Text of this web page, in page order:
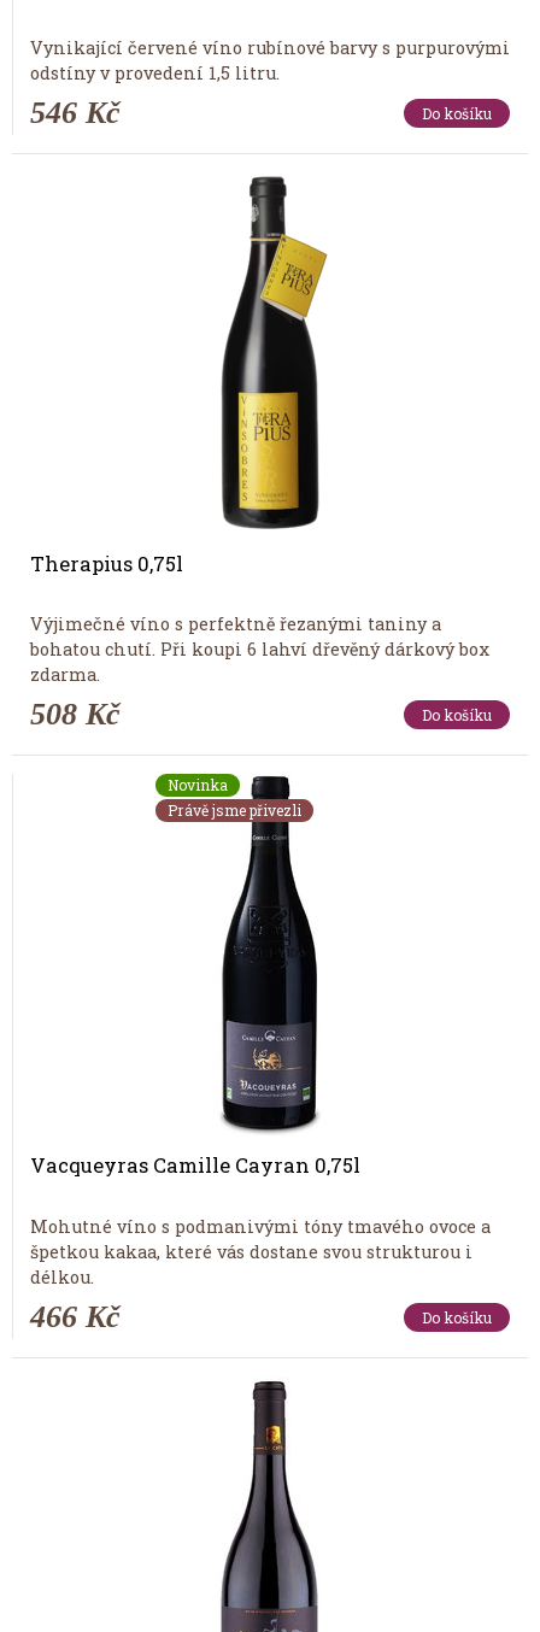
Vynikající červené víno rubínové barvy s purpurovými
odstíny v provedení 1,5 litru.
546 Kč Do košíku
Therapius 0,75l
Výjimečné víno s perfektně řezanými taniny a
bohatou chutí. Při koupi 6 lahví dřevěný dárkový box
zdarma.
508 Kč Do košíku
Novinka
Právě jsme přivezli
Vacqueyras Camille Cayran 0,75l
Mohutné víno s podmanivými tóny tmavého ovoce a
špetkou kakaa, které vás dostane svou strukturou i
délkou.
466 Kč Do košíku